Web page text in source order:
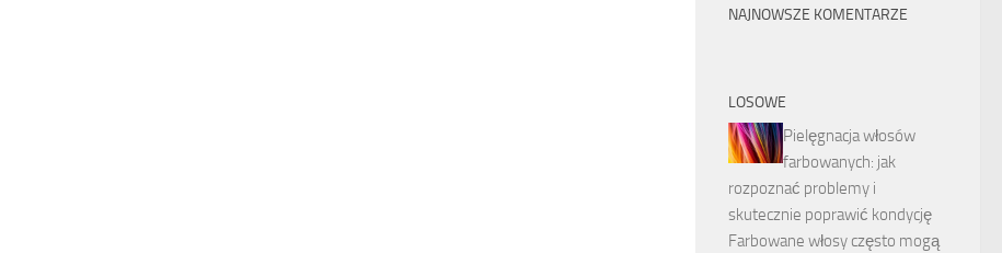
NAJNOWSZE KOMENTARZE
LOSOWE
Pielęgnacja włosów
farbowanych: jak
rozpoznać problemy i
skutecznie poprawić kondycję
Farbowane włosy często mogą